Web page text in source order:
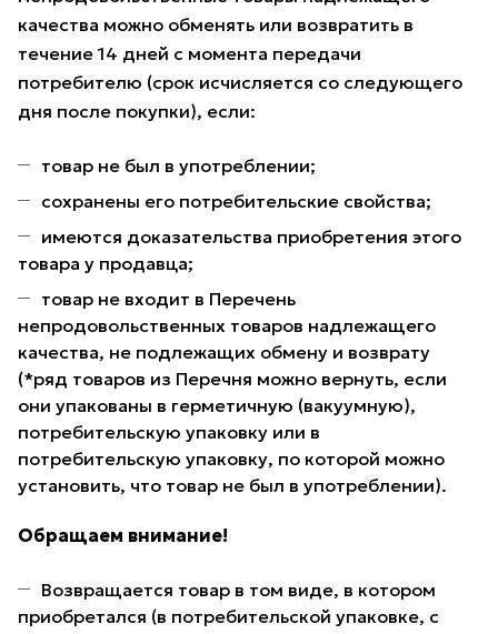
качества можно обменять или возвратить в
течение 14 дней с момента передачи
потребителю (срок исчисляется со следующего
дня после покупки), если:
товар не был в употреблении;
сохранены его потребительские свойства;
имеются доказательства приобретения этого
товара у продавца;
товар не входит в Перечень
непродовольственных товаров надлежащего
качества, не подлежащих обмену и возврату
(*ряд товаров из Перечня можно вернуть, если
они упакованы в герметичную (вакуумную),
потребительскую упаковку или в
потребительскую упаковку, по которой можно
установить, что товар не был в употреблении).
Обращаем внимание!
Возвращается товар в том виде, в котором
приобретался (в потребительской упаковке, с